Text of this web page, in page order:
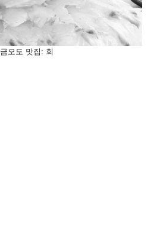
금오도 맛집: 회